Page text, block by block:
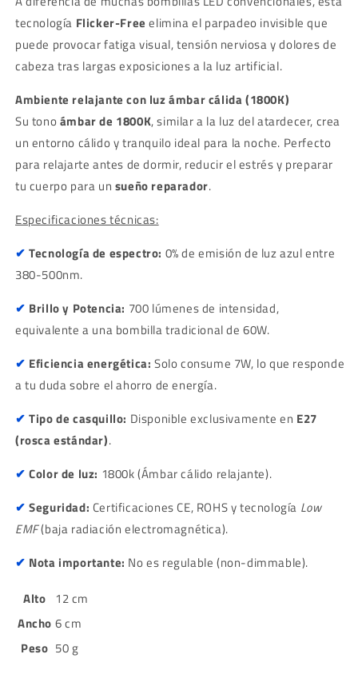
tecnología Flicker-Free elimina el parpadeo invisible que
puede provocar fatiga visual, tensión nerviosa y dolores de
cabeza tras largas exposiciones a la luz artificial.
Ambiente relajante con luz ámbar cálida (1800K)
Su tonoámbar de 1800K, similar a la luz del atardecer, crea
un entorno cálido y tranquilo ideal para la noche. Perfecto
para relajarte antes de dormir, reducir el estrés y preparar
tu cuerpo para un sueño reparador.
Especificaciones técnicas:
✔Tecnología de espectro: 0% de emisión de luz azul entre
380-500nm.
✔ Brillo y Potencia: 700 lúmenes de intensidad,
equivalente a una bombilla tradicional de 60W.
✔ Eficiencia energética: Solo consume 7W, lo que responde
a tu duda sobre el ahorro de energía.
✔Tipo de casquillo: Disponible exclusivamente en E27
(rosca estándar).
✔Color de luz: 1800k (Ámbar cálido relajante).
✔Seguridad: Certificaciones CE, ROHS y tecnología Low
EMF(baja radiación electromagnética).
✔ Nota importante: No es regulable (non-dimmable).
Alto 12cm
Ancho 6cm
Peso 50 g